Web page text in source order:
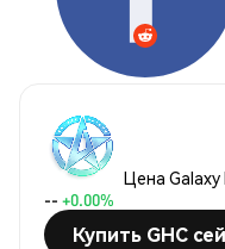
Цена Galaxy
-- +0.00%
Купить GHC